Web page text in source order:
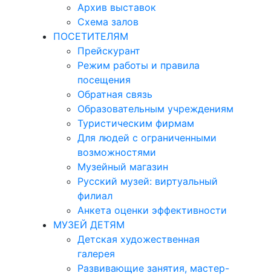
Архив выставок
Схема залов
ПОСЕТИТЕЛЯМ
Прейскурант
Режим работы и правила
посещения
Обратная связь
Образовательным учреждениям
Туристическим фирмам
Для людей с ограниченными
возможностями
Музейный магазин
Русский музей: виртуальный
филиал
Анкета оценки эффективности
МУЗЕЙ ДЕТЯМ
Детская художественная
галерея
Развивающие занятия, мастер-